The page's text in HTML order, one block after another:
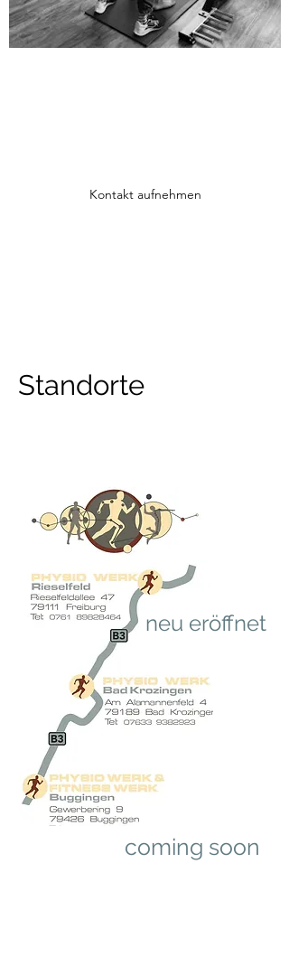
Kontakt aufnehmen
Standorte
neu eröffnet
coming soon